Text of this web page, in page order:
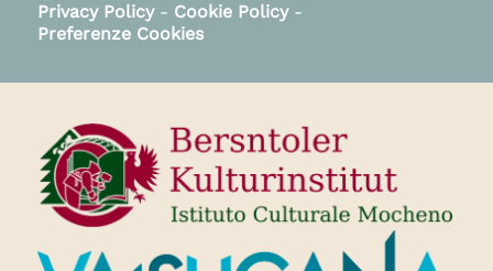
Privacy Policy- Cookie Policy-
Preferenze Cookies